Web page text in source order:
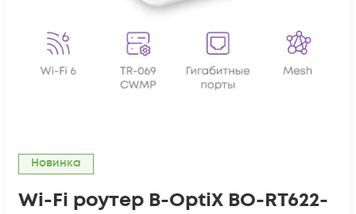
Новинка
Wi-Fi роутер B-OptiX BO-RT622-